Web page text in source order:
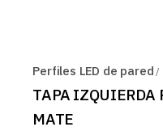
Perfiles LED de pared
TAPA IZQUIERDA
MATE